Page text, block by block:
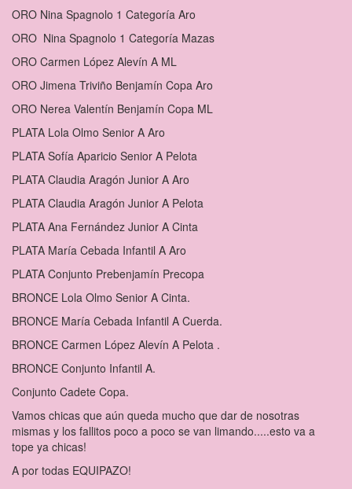
ORO Nina Spagnolo 1 Categoría Aro
ORO Nina Spagnolo 1 Categoría Mazas
ORO Carmen López Alevín A ML
ORO Jimena Triviño Benjamín Copa Aro
ORO Nerea Valentín Benjamín Copa ML
PLATA Lola Olmo Senior A Aro
PLATA Sofía Aparicio Senior A Pelota
PLATA Claudia Aragón Junior A Aro
PLATA Claudia Aragón Junior A Pelota
PLATA Ana Fernández Junior A Cinta
PLATA María Cebada Infantil A Aro
PLATA Conjunto Prebenjamín Precopa
BRONCE Lola Olmo Senior A Cinta.
BRONCE María Cebada Infantil A Cuerda.
BRONCE Carmen López Alevín A Pelota .
BRONCE Conjunto Infantil A.
Conjunto Cadete Copa.
Vamos chicas que aún queda mucho que dar de nosotras
mismas y los fallitos poco a poco se van limando.....esto va a
tope ya chicas!
A por todas EQUIPAZO!